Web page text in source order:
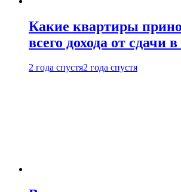
Какие квартиры
всего дохода от сдачи
2 года спустя2 года спустя